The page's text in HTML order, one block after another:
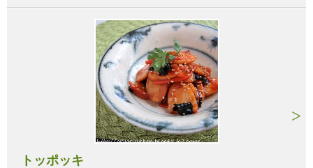
トッポッキ